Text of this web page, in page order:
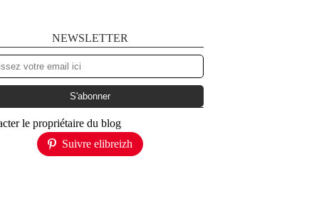
NEWSLETTER
le propriétaire du blog
Suivre elibreizh